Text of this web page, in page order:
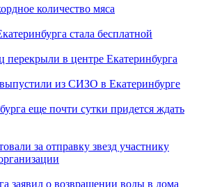
количество мяса
стала бесплатной
перекрыли в центре Екатеринбурга
из СИЗО в Екатеринбурге
еще почти сутки придется ждать
за отправку звезд участнику
заявил о возвращении воды в дома